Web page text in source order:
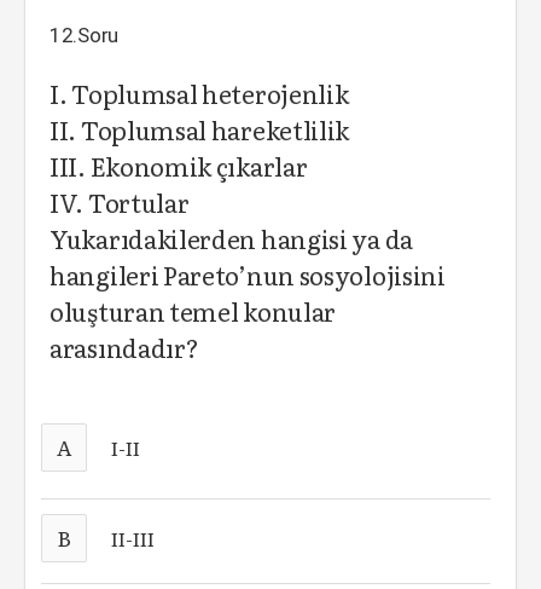
12.Soru
I. Toplumsal heterojenlik
II. Toplumsal hareketlilik
III. Ekonomik çıkarlar
IV. Tortular
Yukarıdakilerden hangisi ya da
hangileri Pareto’nun sosyolojisini
oluşturan temel konular
arasındadır?
A I-II
B II-III